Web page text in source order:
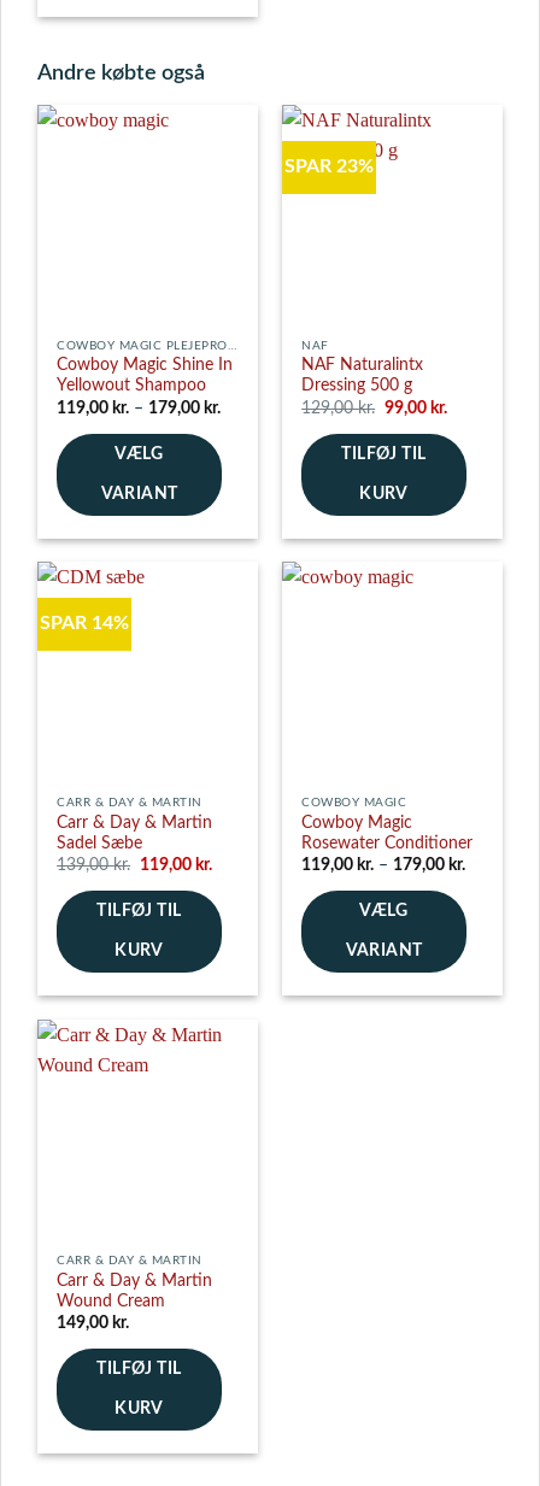
Andre købte også
Cowboy Magic Shine In
Yellowout Shampoo
119,00 kr. – 179,00 kr. Prisinterval:
VÆLG
VARIANT
har
flere
varianter.
Mulighederne
SPAR 23%
NAF
NAF Naturalintx
Dressing 500 g
129,00kr. Den
pris
var:
99,00 kr.
pris
er:
99,00 kr..
TILFØJ TIL
KURV
SPAR 14%
CARR & DAY & MARTIN
Carr & Day & Martin
Sadel Sæbe
139,00kr.
Den
pris
var:
119,00 kr.Den
er:
119,00 kr..
TILFØJ TIL
KURV
COWBOY MAGIC
Cowboy Magic
Rosewater Conditioner
119,00 kr. – 179,00 kr.
179,00 kr.
VÆLG
VARIANT
CARR & DAY & MARTIN
Carr & Day & Martin
Wound Cream
149,00 kr.
TILFØJ TIL
KURV